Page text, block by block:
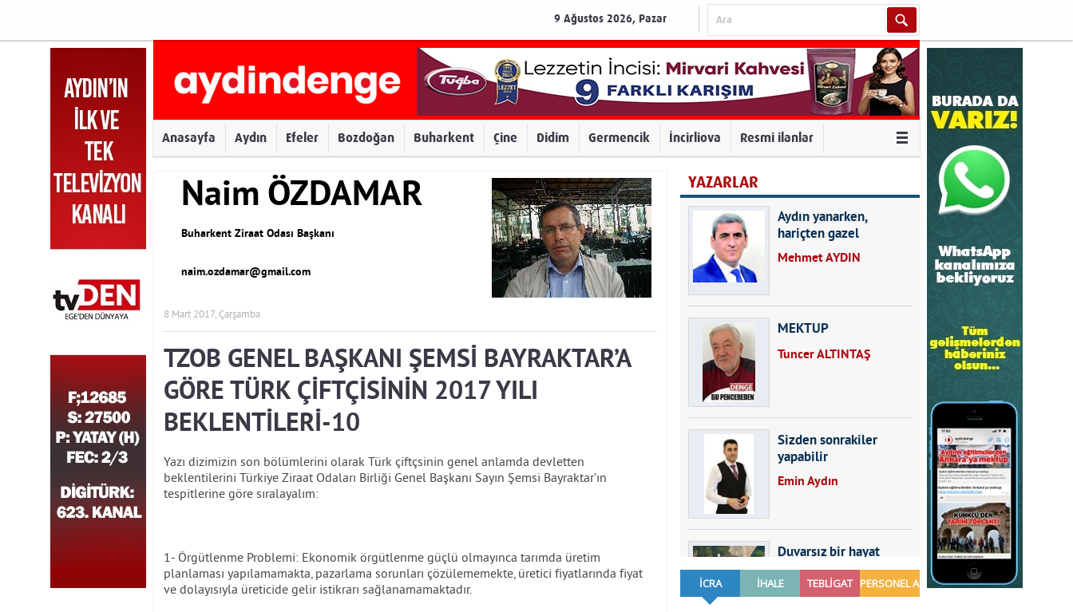
9 Ağustos 2026, Pazar
Anasayfa Aydın Efeler Bozdoğan Buharkent Çine Didim Germencik İncirliova Resmi ilanlar
Naim ÖZDAMAR
Buharkent Ziraat Odası Başkanı
naim.ozdamar@gmail.com
8 Mart 2017, Çarşamba
TZOB GENEL BAŞKANI ŞEMSİ BAYRAKTAR’A
GÖRE TÜRK ÇİFTÇİSİNİN 2017 YILI
BEKLENTİLERİ-10
Yazı dizimizin son bölümlerini olarak Türk çiftçsinin genel anlamda devletten
beklentilerini Türkiye Ziraat Odaları Birliği Genel Başkanı Sayın Şemsi Bayraktar’ın
tespitlerine göre sıralayalım:
1- Örgütlenme Problemi: Ekonomik örgütlenme güçlü olmayınca tarımda üretim
planlaması yapılamamakta, pazarlama sorunları çözülememekte, üretici fiyatlarında fiyat
ve dolayısıyla üreticide gelir istikrarı sağlanamamaktadır.
YAZARLAR
Aydın yanarken,
hariçten gazel
okuyarak kalpleri de
Mehmet AYDIN
MEKTUP
Tuncer ALTINTAŞ
Sizden sonrakiler
yapabilir
Emin Aydın
Duvarsız bir hayat
Furkan SARICA